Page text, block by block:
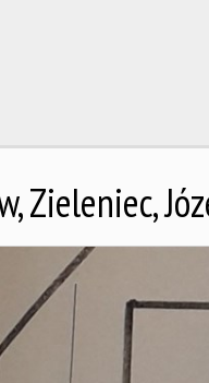
Zieleniec,